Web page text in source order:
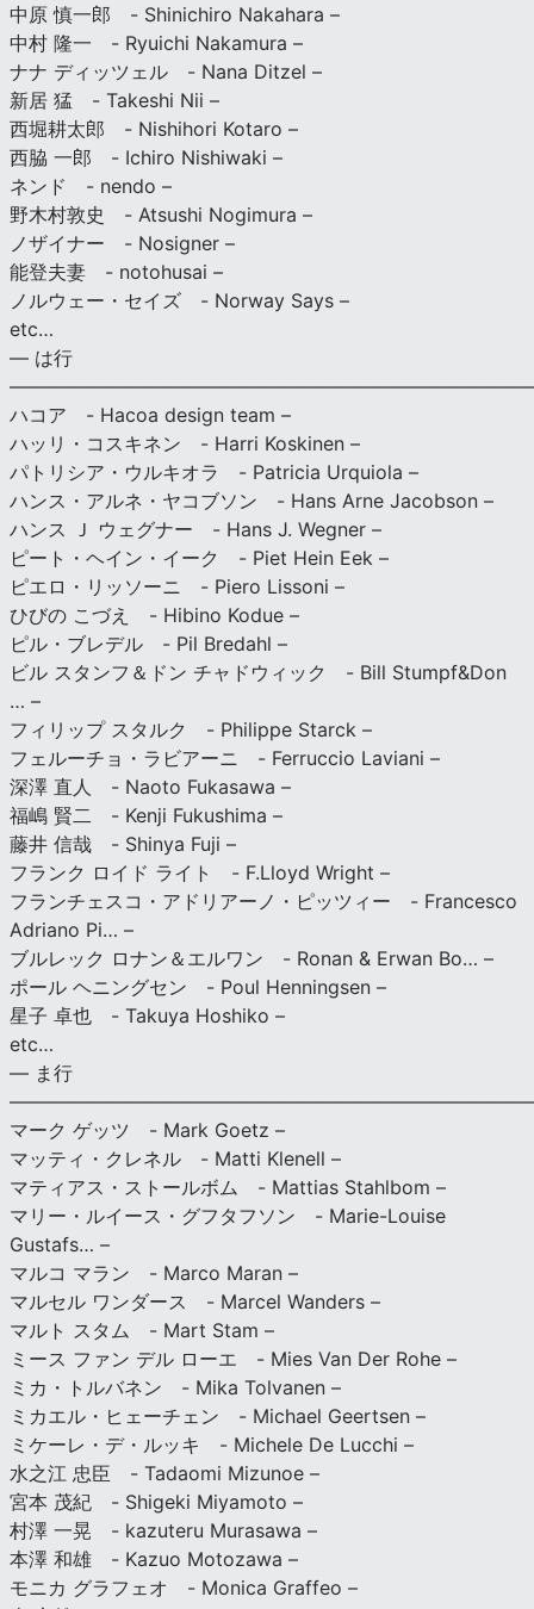
中原 慎一郎 - Shinichiro Nakahara –
中村 隆一 - Ryuichi Nakamura –
ナナ ディッツェル - Nana Ditzel –
新居 猛 - Takeshi Nii –
西堀耕太郎 - Nishihori Kotaro –
西脇 一郎 - Ichiro Nishiwaki –
ネンド - nendo –
野木村敦史 - Atsushi Nogimura –
ノザイナー - Nosigner –
能登夫妻 - notohusai –
ノルウェー・セイズ - Norway Says –
etc…
— は行
ハコア - Hacoa design team –
ハッリ・コスキネン - Harri Koskinen –
パトリシア・ウルキオラ - Patricia Urquiola –
ハンス・アルネ・ヤコブソン - Hans Arne Jacobson –
ハンス Ｊ ウェグナー - Hans J. Wegner –
ピート・ヘイン・イーク - Piet Hein Eek –
ピエロ・リッソーニ - Piero Lissoni –
ひびの こづえ - Hibino Kodue –
ピル・ブレデル - Pil Bredahl –
ビル スタンフ＆ドン チャドウィック - Bill Stumpf&Don
… –
フィリップ スタルク - Philippe Starck –
フェルーチョ・ラビアーニ - Ferruccio Laviani –
深澤 直人 - Naoto Fukasawa –
福嶋 賢二 - Kenji Fukushima –
藤井 信哉 - Shinya Fuji –
フランク ロイド ライト - F.Lloyd Wright –
フランチェスコ・アドリアーノ・ピッツィー - Francesco
Adriano Pi… –
ブルレック ロナン＆エルワン - Ronan & Erwan Bo… –
ポール ヘニングセン - Poul Henningsen –
星子 卓也 - Takuya Hoshiko –
etc…
— ま行
マーク ゲッツ - Mark Goetz –
マッティ・クレネル - Matti Klenell –
マティアス・ストールボム - Mattias Stahlbom –
マリー・ルイース・グフタフソン - Marie-Louise
Gustafs… –
マルコ マラン - Marco Maran –
マルセル ワンダース - Marcel Wanders –
マルト スタム - Mart Stam –
ミース ファン デル ローエ - Mies Van Der Rohe –
ミカ・トルバネン - Mika Tolvanen –
ミカエル・ヒェーチェン - Michael Geertsen –
ミケーレ・デ・ルッキ - Michele De Lucchi –
水之江 忠臣 - Tadaomi Mizunoe –
宮本 茂紀 - Shigeki Miyamoto –
村澤 一晃 - kazuteru Murasawa –
本澤 和雄 - Kazuo Motozawa –
モニカ グラフェオ - Monica Graffeo –